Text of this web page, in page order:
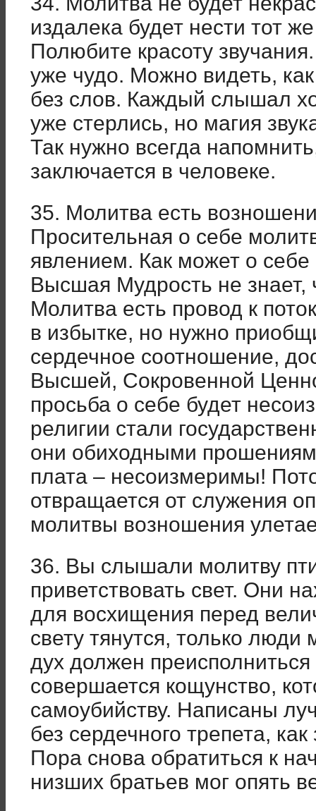
издалека будет нести тот
Полюбите красоту
уже чудо. Можно видеть,
без слов. Каждый слышал
уже стерлись, но магия
Так нужно всегда
заключается в человеке.
35. Молитва есть
Просительная о себе
явлением. Как может о
Высшая Мудрость не знает,
Молитва есть провод к
в избытке, но нужно
сердечное соотношение,
Высшей, Сокровенной
просьба о себе будет
религии стали
они обиходными
плата – несоизмеримы!
отвращается от служения
молитвы возношения
36. Вы слышали молитву
приветствовать свет. Они
для восхищения перед
свету тянутся, только люди
дух должен
совершается кощунство,
самоубийству. Написаны
без сердечного трепета,
Пора снова обратиться к
низших братьев мог опять